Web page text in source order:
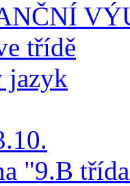
třídě
jazyk
"9.B